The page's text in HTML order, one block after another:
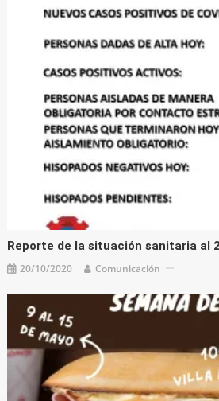
Reporte de la situación sanitaria al
20/10/2020 Comunicación